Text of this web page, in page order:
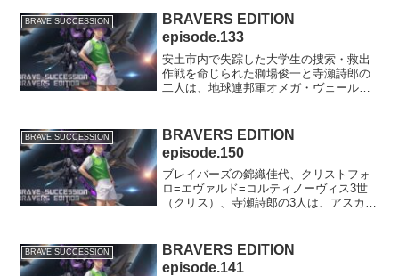
フォロ=エヴァルド=コルティノーヴィス
3世（クリス）。一方...
BRAVE SUCCESSION
BRAVERS EDITION
episode.133
安土市内で失踪した大学生の捜索・救出
作戦を命じられた獅場俊一と寺瀬詩郎の
二人は、地球連邦軍オメガ・ヴェール基
と共に異世界タシェニュヴルアへと渡
り、そこでグランベルミア...
BRAVE SUCCESSION
BRAVERS EDITION
episode.150
ブレイバーズの錦織佳代、クリストフォ
ロ=エヴァルド=コルティノーヴィス3世
（クリス）、寺瀬詩郎の3人は、アスカロ
迎えるアルマ=ブラックバーンだったが、
そのアルマが脱獄...
BRAVE SUCCESSION
BRAVERS EDITION
episode.141